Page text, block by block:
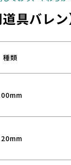
道具バレ
種類